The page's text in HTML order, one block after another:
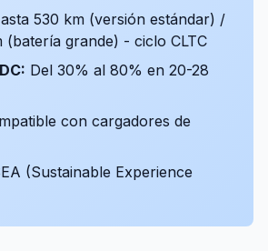
530 km (versión estándar) /
(batería grande) - ciclo CLTC
Del 30% al 80% en 20-28
con cargadores de
(Sustainable Experience